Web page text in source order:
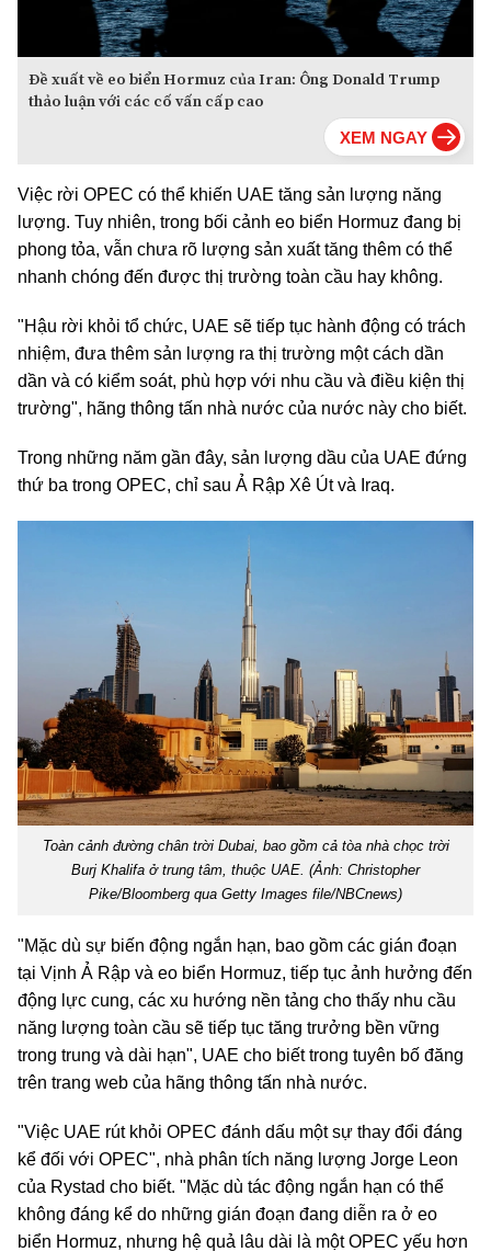
Đề xuất về eo biển Hormuz của Iran: Ông Donald Trump
thảo luận với các cố vấn cấp cao
Việc rời OPEC có thể khiến UAE tăng sản lượng năng
lượng. Tuy nhiên, trong bối cảnh eo biển Hormuz đang bị
phong tỏa, vẫn chưa rõ lượng sản xuất tăng thêm có thể
nhanh chóng đến được thị trường toàn cầu hay không.
"Hậu rời khỏi tổ chức, UAE sẽ tiếp tục hành động có trách
nhiệm, đưa thêm sản lượng ra thị trường một cách dần
dần và có kiểm soát, phù hợp với nhu cầu và điều kiện thị
trường", hãng thông tấn nhà nước của nước này cho biết.
Trong những năm gần đây, sản lượng dầu của UAE đứng
thứ ba trong OPEC, chỉ sau Ả Rập Xê Út và Iraq.
Toàn cảnh đường chân trời Dubai, bao gồm cả tòa nhà chọc trời
Burj Khalifa ở trung tâm, thuộc UAE. (Ảnh: Christopher
Pike/Bloomberg qua Getty Images file/NBCnews)
"Mặc dù sự biến động ngắn hạn, bao gồm các gián đoạn
tại Vịnh Ả Rập và eo biển Hormuz, tiếp tục ảnh hưởng đến
động lực cung, các xu hướng nền tảng cho thấy nhu cầu
năng lượng toàn cầu sẽ tiếp tục tăng trưởng bền vững
trong trung và dài hạn", UAE cho biết trong tuyên bố đăng
trên trang web của hãng thông tấn nhà nước.
"Việc UAE rút khỏi OPEC đánh dấu một sự thay đổi đáng
kể đối với OPEC", nhà phân tích năng lượng Jorge Leon
của Rystad cho biết. "Mặc dù tác động ngắn hạn có thể
không đáng kể do những gián đoạn đang diễn ra ở eo
biển Hormuz, nhưng hệ quả lâu dài là một OPEC yếu hơn